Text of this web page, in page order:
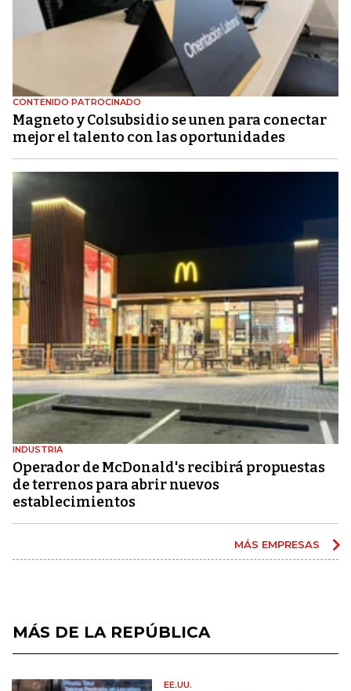
CONTENIDO PATROCINADO
Magneto y Colsubsidio se unen para conectar
mejor el talento con las oportunidades
INDUSTRIA
Operador de McDonald's recibirá propuestas
de terrenos para abrir nuevos
establecimientos
MÁS EMPRESAS
MÁS DE LA REPÚBLICA
EE.UU.